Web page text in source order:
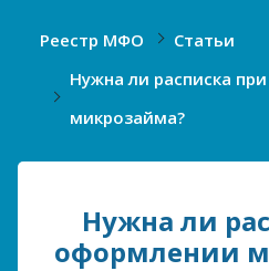
Реестр МФО
Статьи
Нужна ли расписка
микрозайма?
Нужна ли
оформлении